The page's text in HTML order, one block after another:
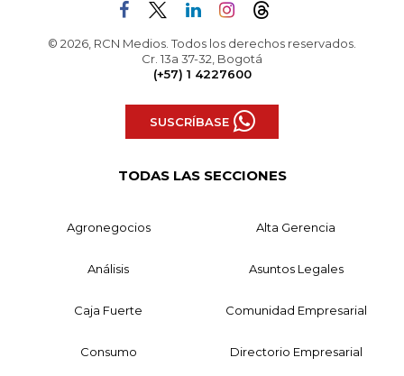
© 2026, RCN Medios. Todos los derechos reservados.
Cr. 13a 37-32, Bogotá
(+57) 1 4227600
SUSCRÍBASE
TODAS LAS SECCIONES
Agronegocios Alta Gerencia
Análisis Asuntos Legales
Caja Fuerte Comunidad Empresarial
Consumo Directorio Empresarial